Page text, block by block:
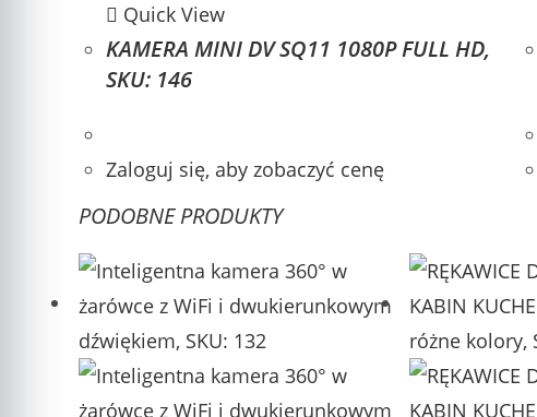
Quick View
KAMERA MINI DV SQ11 1080P FULL HD,
SKU: 146
Zaloguj się, aby zobaczyć cenę
PODOBNE PRODUKTY